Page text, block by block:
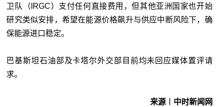
卫队（IRGC）支付任何直接费用，但其他亚洲国家也开始
研究类似安排，希望在能源价格飙升与供应中断风险下，确
保能源进口稳定。
巴基斯坦石油部及卡塔尔外交部目前均未回应媒体置评请
求。
来源︱中时新闻网